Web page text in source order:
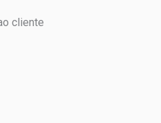
cliente